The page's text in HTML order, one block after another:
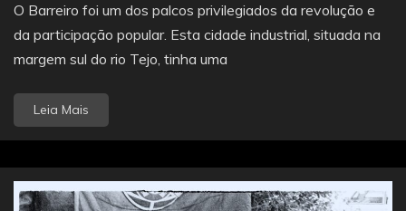
O Barreiro foi um dos palcos privilegiados da revolução e
da participação popular. Esta cidade industrial, situada na
margem sul do rio Tejo, tinha uma
Leia Mais